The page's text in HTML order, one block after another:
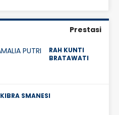
Prestasi
RAH KUNTI
BRATAWATI
SMANESI